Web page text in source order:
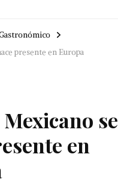
presente en Europa
se
en